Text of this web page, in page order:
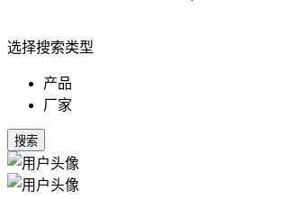
选择搜索类型
产品
厂家
搜索